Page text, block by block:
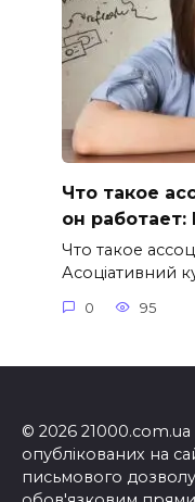
Что такое
он
Что такое
Асоціативний
0 95
© 2026 21000.com.ua
опублікованих на
письмового